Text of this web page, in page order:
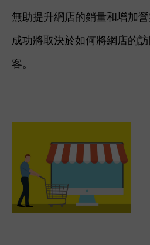
無助提升網店的銷量和增加
成功將取決於如何將網店的
客。